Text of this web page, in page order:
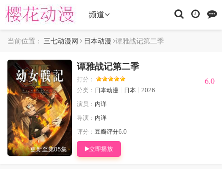
频道
当前位置： 三七动漫网 日本动漫 谭雅战记第二季
更新至第05集
谭雅战记第二季
打分： 6.0
分类： 日本动漫 日本
2026
演员： 内详
导演： 内详
评分： 豆瓣评分6.0
立即播放